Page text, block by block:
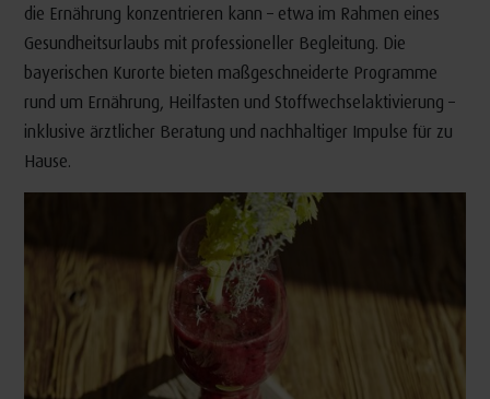
die Ernährung konzentrieren kann – etwa im Rahmen eines
Gesundheitsurlaubs mit professioneller Begleitung. Die
bayerischen Kurorte bieten maßgeschneiderte Programme
rund um Ernährung, Heilfasten und Stoffwechselaktivierung –
inklusive ärztlicher Beratung und nachhaltiger Impulse für zu
Hause.